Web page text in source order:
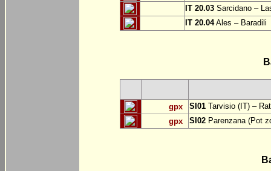
IT 20.03 Sarcidano –
IT 20.04Ales – Baradili
gpx SI01 Tarvisio (IT) –
gpx
SI02 Parenzana (Pot